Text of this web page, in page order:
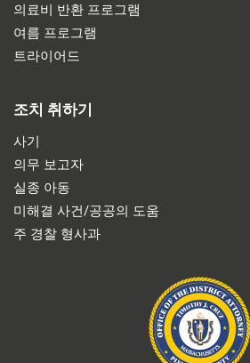
의료비 반환 프로그램
여름 프로그램
트라이어드
조치 취하기
사기
의무 보고자
실종 아동
미해결 사건/공공의 도움
주 경찰 형사과